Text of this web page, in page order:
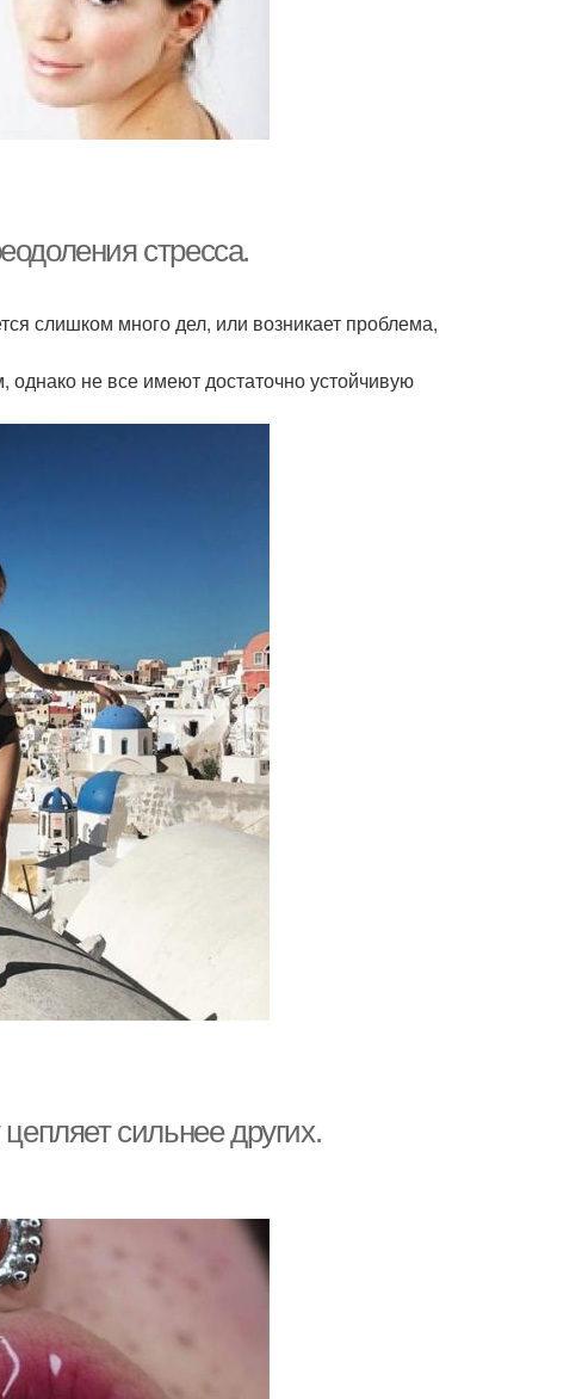
стресса.
слишком много дел, или возникает проблема,
не все имеют достаточно устойчивую
сильнее других.